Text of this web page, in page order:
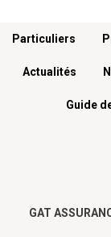
Menu
Particuliers
Actualités
Guide
GAT